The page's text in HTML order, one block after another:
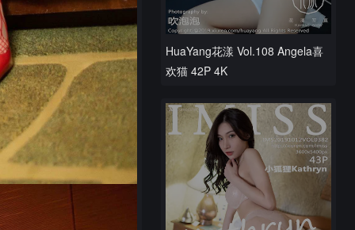
HuaYang花漾 Vol.108 Angela喜
欢猫 42P 4K